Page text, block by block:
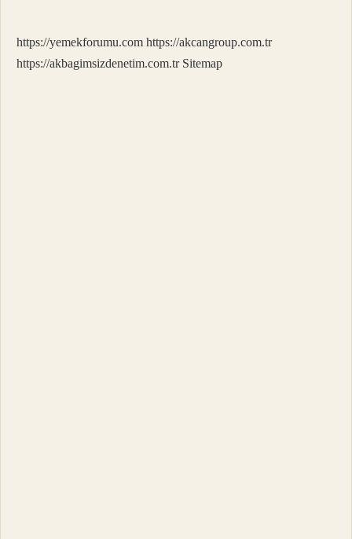
https://yemekforumu.com https://akcangroup.com.tr
https://akbagimsizdenetim.com.tr Sitemap